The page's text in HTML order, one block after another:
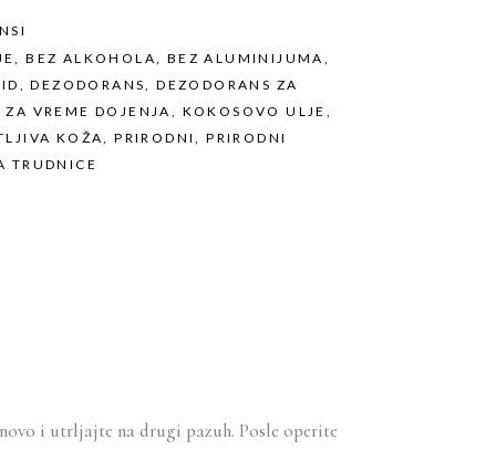
,BEZ ALKOHOLA, BEZ ALUMINIJUMA ,
,DEZODORANS,DEZODORANS ZA
ZA VREME DOJENJA , KOKOSOVO ULJE ,
KOŽA,PRIRODNI,PRIRODNI
TRUDNICE
i utrljajte na drugi pazuh. Posle operite